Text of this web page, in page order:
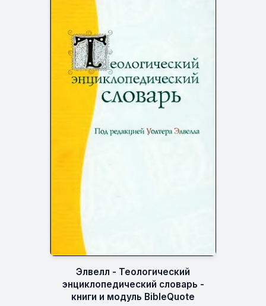
Элвелл - Теологический
энциклопедический словарь -
книги и модуль BibleQuote